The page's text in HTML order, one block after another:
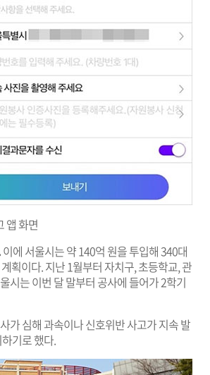
앱 화면
이에 서울시는 약 140억 원을 투입해 340대
획이다. 지난 1월부터 자치구, 초등학교, 관
시는 이번 달 말부터 공사에 들어가 2학기
가 심해 과속이나 신호위반 사고가 지속 발
기로 했다.